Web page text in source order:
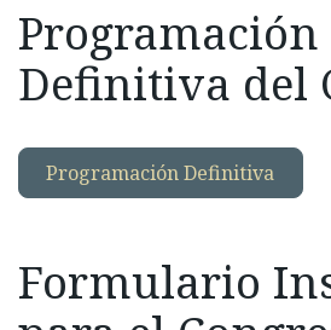
Programación
Definitiva del
Programación Definitiva
Formulario